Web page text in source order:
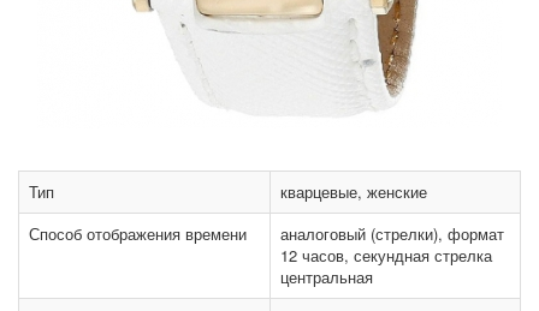
Тип
кварцевые, женские
Способ отображения времени
аналоговый (стрелки), формат
12 часов, секундная стрелка
центральная